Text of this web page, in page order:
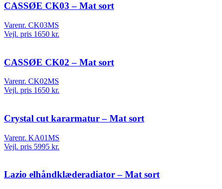
CASSØE CK03 – Mat sort
Varenr. CK03MS
Vejl. pris 1650 kr.
CASSØE CK02 – Mat sort
Varenr. CK02MS
Vejl. pris 1650 kr.
Crystal cut kararmatur – Mat sort
Varenr. KA01MS
Vejl. pris 5995 kr.
Lazio elhåndklæderadiator – Mat sort